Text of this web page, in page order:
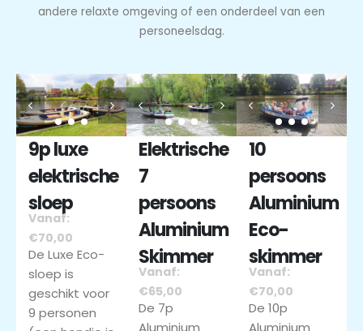
andere relaxte omgeving of een onderdeel van een
personeelsdag.
9p luxe
elektrische
sloep
Vanaf:
€70,00
De Luxe Eco-
sloep is
geschikt voor
9 personen
Elektrische
7
persoons
Aluminium
Skimmer
Vanaf:
€65,00
De 7p
10
persoons
Aluminium
Eco-
skimmer
Vanaf:
€70,00
De 10p